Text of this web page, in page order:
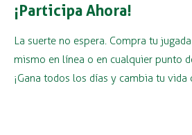
¡Participa Ahora!
La suerte no espera. Compra tu
mismo en línea o en cualquier punto
¡Gana todos los días y cambia tu vida